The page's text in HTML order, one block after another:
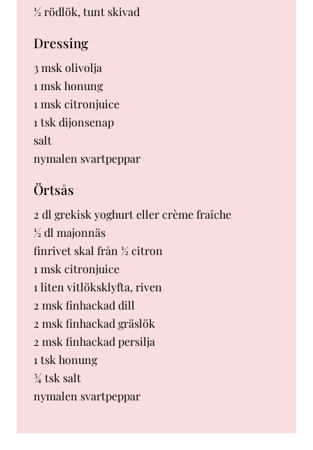
½ rödlök, tunt skivad
Dressing
3 msk olivolja
1 msk honung
1 msk citronjuice
1 tsk dijonsenap
salt
nymalen svartpeppar
Örtsås
2 dl grekisk yoghurt eller crème fraîche
½ dl majonnäs
finrivet skal från ½ citron
1 msk citronjuice
1 liten vitlöksklyfta, riven
2 msk finhackad dill
2 msk finhackad gräslök
2 msk finhackad persilja
1 tsk honung
¾ tsk salt
nymalen svartpeppar